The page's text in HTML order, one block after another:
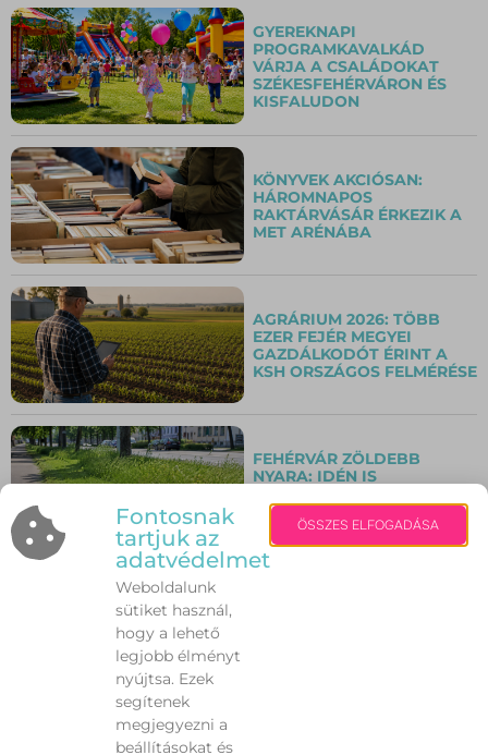
GYEREKNAPI
PROGRAMKAVALKÁD
VÁRJA A CSALÁDOKAT
SZÉKESFEHÉRVÁRON ÉS
KISFALUDON
KÖNYVEK AKCIÓSAN:
HÁROMNAPOS
RAKTÁRVÁSÁR ÉRKEZIK A
MET ARÉNÁBA
AGRÁRIUM 2026: TÖBB
EZER FEJÉR MEGYEI
GAZDÁLKODÓT ÉRINT A
KSH ORSZÁGOS FELMÉRÉSE
FEHÉRVÁR ZÖLDEBB
NYARA: IDÉN IS
FÜVET A VÁROSBAN
Fontosnak
tartjuk az
adatvédelmet
Weboldalunk
sütiket használ,
hogy a lehető
legjobb élményt
nyújtsa. Ezek
segítenek
megjegyezni a
beállításokat és
ÖSSZES ELFOGADÁSA